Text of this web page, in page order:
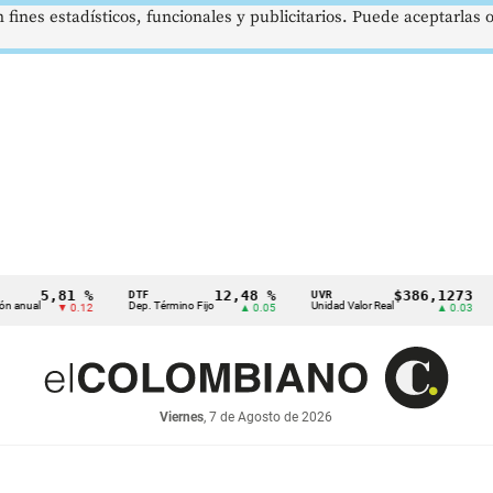
5,81 %
▼ 0.12
DTF
Dep. Término Fijo
12,48 %
▲ 0.05
UVR
Unidad Valor Real
$386,1273
▲ 0.03
Viernes, 7 de Agosto de 2026
estadísticos, funcionales y publicitarios. Puede aceptarlas